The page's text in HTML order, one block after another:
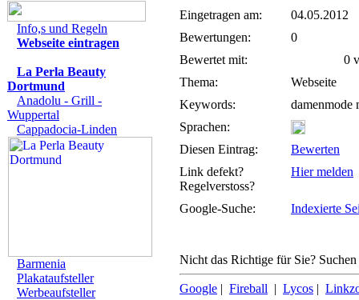
Info,s und Regeln
Webseite eintragen
La Perla Beauty
Dortmund
Anadolu - Grill -
Wuppertal
Cappadocia-Linden
Barmenia
Plakataufsteller
Werbeaufsteller
Eingetragen am:
04.05.2012
Bewertungen:
0
Bewertet mit:
0
Thema:
Webseite
Keywords:
damenmode
Sprachen:
Diesen Eintrag:
Bewerten
Link defekt?
Regelverstoss?
Hier melden
Google-Suche: Indexierte
Nicht das Richtige für Sie?
Google | Fireball | Lycos |